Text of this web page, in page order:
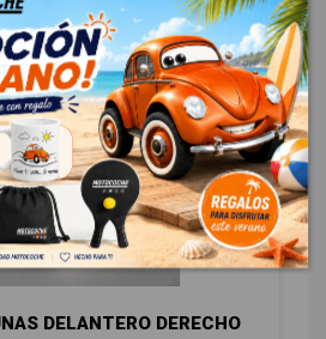
DELANTERO DERECHO